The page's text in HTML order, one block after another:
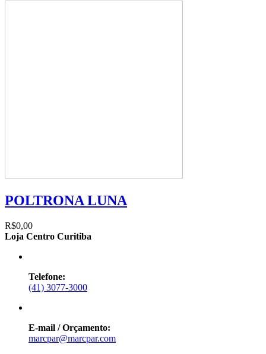
POLTRONA LUNA
R$0,00
Loja Centro Curitiba
Telefone:
(41) 3077-3000
E-mail / Orçamento:
marcpar@marcpar.com